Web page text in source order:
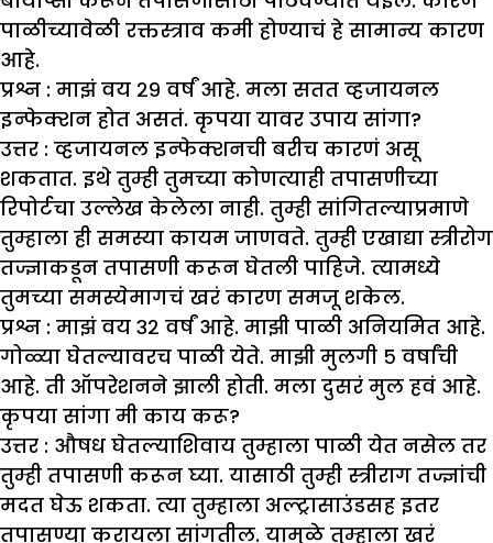
पाळीच्यावेळी रक्तस्त्राव कमी होण्याचं हे सामान्य कारण
आहे.
प्रश्न : माझंवय २९ वर्षं आहे. मला सतत व्हजायनल
इन्फेक्शन होत असतं. कृपया यावर उपाय सांगा?
उत्तर : व्हजायनल इन्फेक्शनची बरीच कारणं असू
शकतात. इथे तुम्ही तुमच्या कोणत्याही तपासणीच्या
रिपोर्टचा उल्लेख केलेला नाही. तुम्ही सांगितल्याप्रमाणे
तुम्हाला ही समस्या कायम जाणवते. तुम्ही एखाद्या स्त्रीरोग
तज्ज्ञाकडून तपासणी करून घेतली पाहिजे. त्यामध्ये
तुमच्या समस्येमागचं खरं कारण समजू शकेल.
प्रश्न : माझंवय ३२ वर्षं आहे. माझी पाळी अनियमित आहे.
गोळ्या घेतल्यावरच पाळी येते. माझी मुलगी ५ वर्षांची
आहे. ती ऑपरेशनने झाली होती. मला दुसरं मुल हवं आहे.
कृपया सांगा मी काय करू?
उत्तर : औषध घेतल्याशिवाय तुम्हाला पाळी येत नसेल तर
तुम्ही तपासणी करून घ्या. यासाठी तुम्ही स्त्रीराग तज्ज्ञांची
मदत घेऊ शकता. त्या तुम्हाला अल्ट्रासाउंडसह इतर
तपासण्या करायला सांगतील. यामुळे तुम्हाला खरं